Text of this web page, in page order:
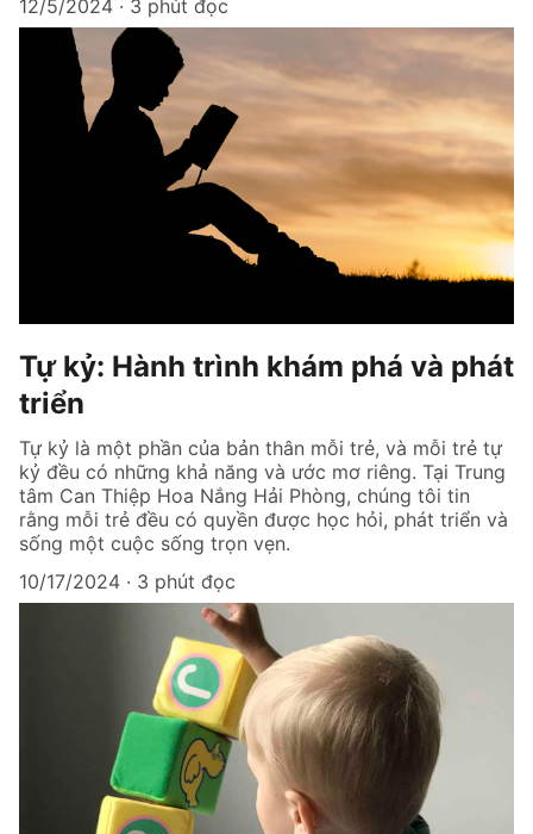
12/5/2024 3 phút đọc
Tự kỷ: Hành trình khám phá và phát
triển
Tự kỷ là một phần của bản thân mỗi trẻ, và mỗi trẻ tự
kỷ đều có những khả năng và ước mơ riêng. Tại Trung
tâm Can Thiệp Hoa Nắng Hải Phòng, chúng tôi tin
rằng mỗi trẻ đều có quyền được học hỏi, phát triển và
sống một cuộc sống trọn vẹn.
10/17/2024
3 phút đọc